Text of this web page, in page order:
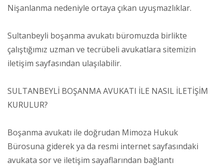
Nişanlanma nedeniyle ortaya çıkan uyuşmazlıklar.
Sultanbeyli boşanma avukatı büromuzda birlikte
çalıştığımız uzman ve tecrübeli avukatlara sitemizin
iletişim sayfasından ulaşılabilir.
SULTANBEYLİ BOŞANMA AVUKATI İLE NASIL İLETİŞİM
KURULUR?
Boşanma avukatı ile doğrudan Mimoza Hukuk
Bürosuna giderek ya da resmi internet sayfasındaki
avukata sor ve iletişim sayaflarından bağlantı